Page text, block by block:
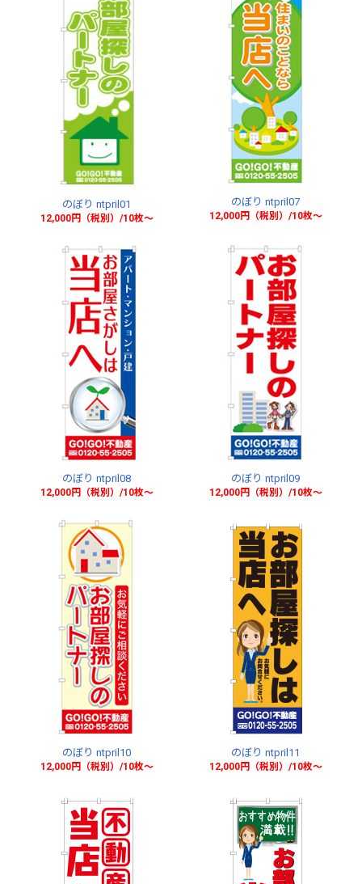
のぼり ntpril01
12,000円（税別）/10枚〜
のぼり ntpril07
12,000円（税別）/10枚〜
のぼり ntpril08
12,000円（税別）/10枚〜
のぼり ntpril09
12,000円（税別）/10枚〜
のぼり ntpril10
12,000円（税別）/10枚〜
のぼり ntpril11
12,000円（税別）/10枚〜